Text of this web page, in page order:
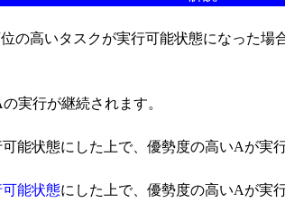
の高いタスクが実行可能状態になった
実行が継続されます。
状態にした上で、優勢度の高いAが実行
能状態にした上で、優勢度の高いAが実